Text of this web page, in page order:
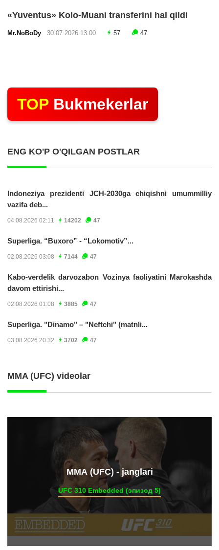
«Yuventus» Kolo-Muani transferini hal qildi
Mr.NoBoDy 30.07.2026 13:00 57 47
TOP Bukmekerlar
ENG KO'P O'QILGAN POSTLAR
Indoneziya prezidenti JCH-2030ga chiqishni umummilliy
vazifa deb...
04.08.2026 02:11 14202 47
Superliga. “Buxoro” - “Lokomotiv”...
02.08.2026 03:08 7144 47
Kabo-verdelik darvozabon Vozinya faoliyatini Marokashda
davom ettirishi...
02.08.2026 01:08 3885 47
Superliga. "Dinamo" – "Neftchi" (matnli...
03.08.2026 20:32 3702 47
MMA (UFC) videolar
ММА (UFC) - janglari
UFC 310 Embedded (эпизод 5)